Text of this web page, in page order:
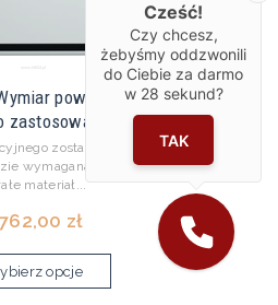
pow. aktywnej 212x119cm
zastosowań biurowych i e...
został opracowany z myślą o
wymagana jest łatwość instalacji,
materiał...
zł
opcje
Cześć!
Czy chcesz,
żebyśmy oddzwonili
do Ciebie za darmo
w 28 sekund?
TAK